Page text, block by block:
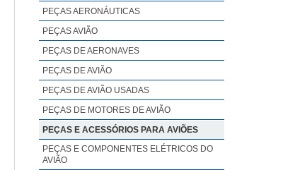
PEÇAS AERONÁUTICAS
PEÇAS AVIÃO
PEÇAS DE AERONAVES
PEÇAS DE AVIÃO
PEÇAS DE AVIÃO USADAS
PEÇAS DE MOTORES DE AVIÃO
PEÇAS E ACESSÓRIOS PARA AVIÕES
PEÇAS E COMPONENTES ELÉTRICOS DO
AVIÃO